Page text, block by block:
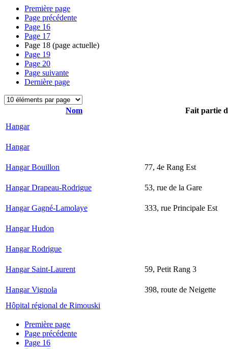
Première page
Page précédente
Page 16
Page 17
Page 18 (page actuelle)
Page 19
Page 20
Page suivante
Dernière page
Nom
Fait partie
Hangar
Hangar
Hangar Bouillon 77, 4e Rang Est
Hangar Drapeau-Rodrigue 53, rue de la Gare
Hangar Gagné-Lamolaye 333, rue Principale Est
Hangar Hudon
Hangar Rodrigue
Hangar Saint-Laurent 59, Petit Rang 3
Hangar Vignola
398, route de Neigette
Hôpital régional de Rimouski
Première page
Page précédente
Page 16